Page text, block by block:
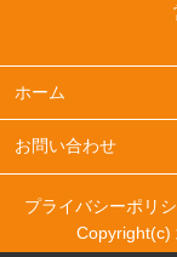
ホーム
お問い合わせ
プライバシーポリ
Copyright(c)